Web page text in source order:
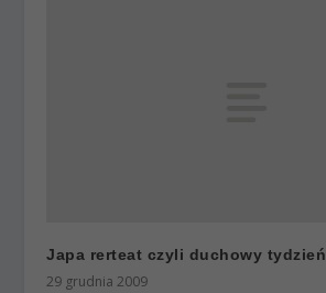
Japa rerteat czyli duchowy tydzień
29 grudnia 2009